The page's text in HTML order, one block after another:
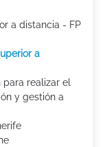
a distancia - FP
a
para realizar el
y gestión a